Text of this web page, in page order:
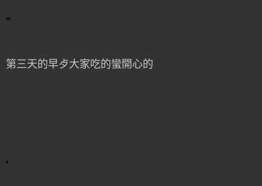
第三天的早歺大家吃的蠻開心的